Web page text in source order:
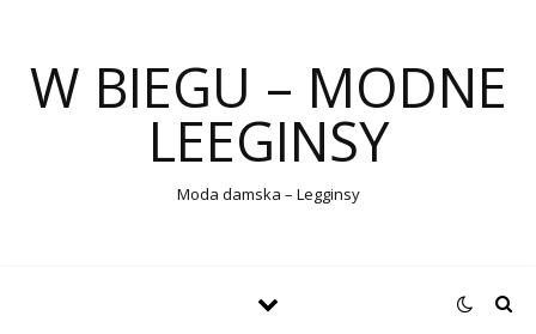
W BIEGU – MODNE
LEEGINSY
Moda damska – Legginsy